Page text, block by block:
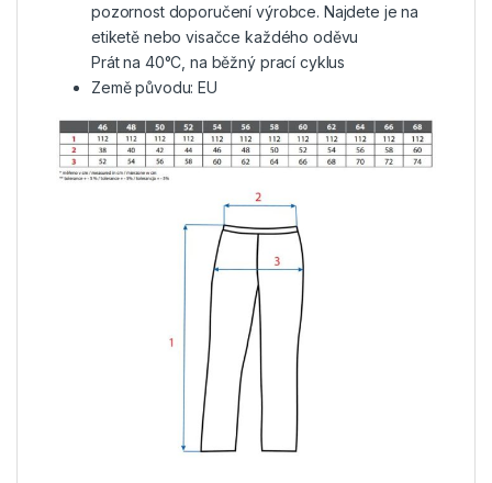
pozornost doporučení výrobce. Najdete je na
etiketě nebo visačce každého oděvu
Prát na 40°C, na běžný prací cyklus
Země původu: EU